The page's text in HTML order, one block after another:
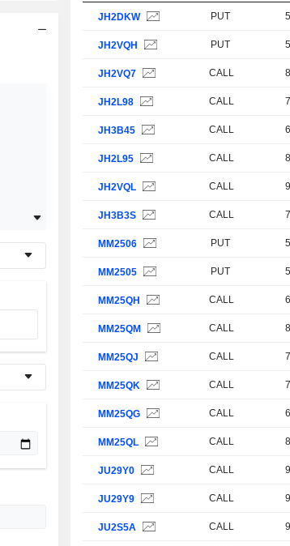
JH2DKW PUT
JH2VQH PUT
JH2VQ7 CALL
JH2L98 CALL
JH3B45 CALL
JH2L95 CALL
JH2VQL CALL
JH3B3S CALL
MM2506 PUT
MM2505 PUT
MM25QH CALL
MM25QM CALL
MM25QJ CALL
MM25QK CALL
MM25QG CALL
MM25QL CALL
JU29Y0 CALL
JU29Y9 CALL
JU2S5A CALL